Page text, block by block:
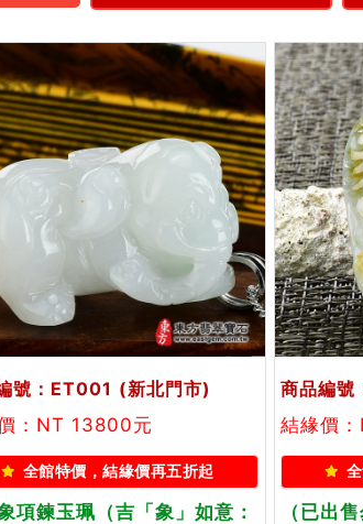
號：ET001 (新北門市)
：NT 13800元
全館特價，結緣價再五折起
項鍊玉珮（吉「象」如意：
商品編
結緣價
（已出